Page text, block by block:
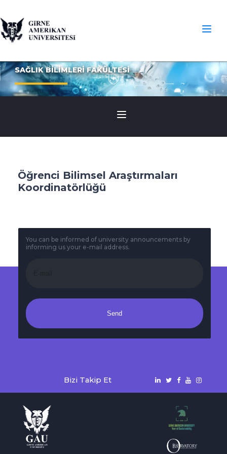
SAĞLIK BİLİMLERİ FAKÜLTESİ
Öğrenci Bilimsel Araştırmaları
Koordinatörlüğü
You can be informed of university announcements by
informing us your e-mail address.
Send
Bizi Takip Et